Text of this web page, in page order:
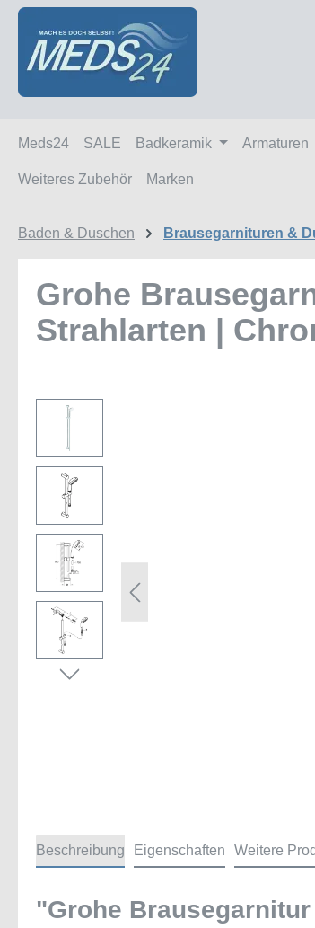
Hauptinhalt springen
Zur Suche springen
Zur Hauptnavigation springen
Meds24 SALE Badkeramik Armaturen
Weiteres Zubehör Marken
Baden & Duschen Brausegarnituren &
Grohe
Strahlarten |
Bildergalerie überspringen
Beschreibung Eigenschaften Weitere
"Grohe